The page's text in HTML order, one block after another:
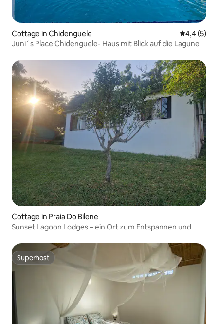
Cottage in Chidenguele
4,4 (5)
Juni´s Place Chidenguele- Haus mit Blick auf die Lagune
Cottage in Praia Do Bilene
Sunset Lagoon Lodges – ein Ort zum Entspannen und
Superhost
Superhost